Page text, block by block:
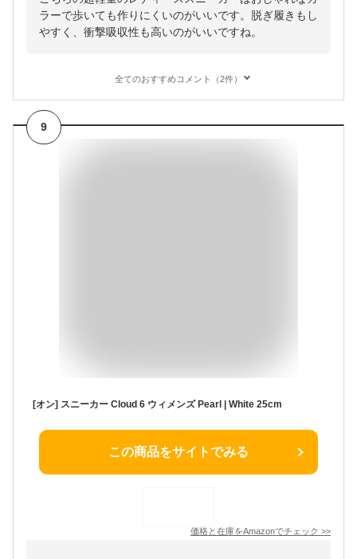
ラーで歩いても作りにくいのがいいです。脱ぎ履きもし
やすく、衝撃吸収性も高いのがいいですね。
全てのおすすめコメント（2件）
9
[オン] スニーカー Cloud 6 ウィメンズ Pearl | White 25cm
この商品をサイトでみる
価格と在庫をAmazonでチェック >>